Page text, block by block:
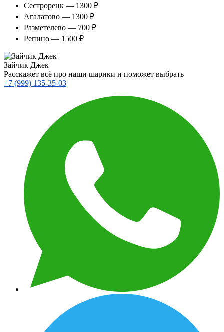
Сестрорецк — 1300 ₽
Агалатово — 1300 ₽
Разметелево — 700 ₽
Репино — 1500 ₽
Зайчик Джек
Расскажет всё про наши шарики и поможет выбрать
+7 (999) 135-35-03